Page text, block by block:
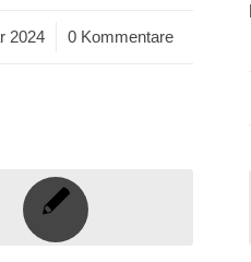
2024 0 Kommentare